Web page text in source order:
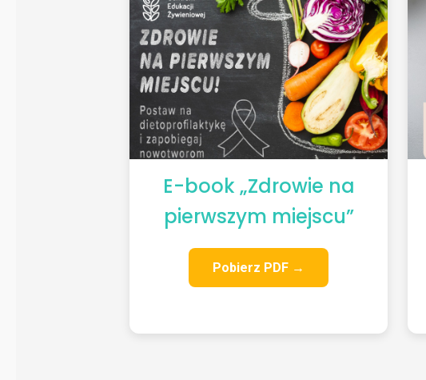
E-book „Zdrowie na
pierwszym miejscu”
Pobierz PDF →